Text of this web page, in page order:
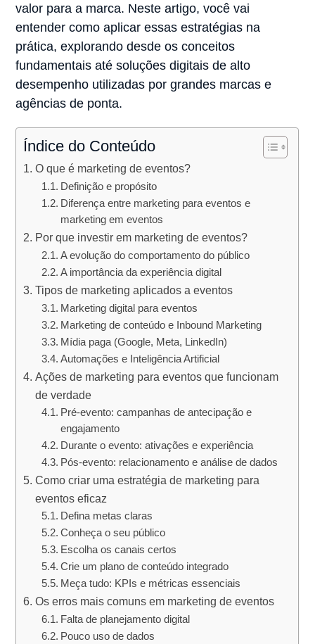
valor para a marca. Neste artigo, você vai
entender como aplicar essas estratégias na
prática, explorando desde os conceitos
fundamentais até soluções digitais de alto
desempenho utilizadas por grandes marcas e
agências de ponta.
Índice do Conteúdo
O que é marketing de eventos?
Definição e propósito
Diferença entre marketing para eventos e
marketing em eventos
Por que investir em marketing de eventos?
A evolução do comportamento do público
A importância da experiência digital
Tipos de marketing aplicados a eventos
Marketing digital para eventos
Marketing de conteúdo e Inbound Marketing
Mídia paga (Google, Meta, LinkedIn)
Automações e Inteligência Artificial
Ações de marketing para eventos que funcionam
de verdade
Pré-evento: campanhas de antecipação e
engajamento
Durante o evento: ativações e experiência
Pós-evento: relacionamento e análise de dados
Como criar uma estratégia de marketing para
eventos eficaz
Defina metas claras
Conheça o seu público
Escolha os canais certos
Crie um plano de conteúdo integrado
Meça tudo: KPIs e métricas essenciais
Os erros mais comuns em marketing de eventos
Falta de planejamento digital
Pouco uso de dados